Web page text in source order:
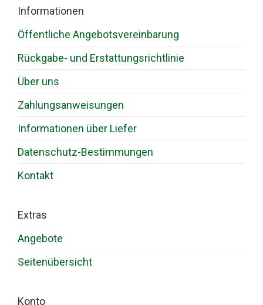
Informationen
Öffentliche Angebotsvereinbarung
Rückgabe- und Erstattungsrichtlinie
Über uns
Zahlungsanweisungen
Informationen über Liefer
Datenschutz-Bestimmungen
Kontakt
Extras
Angebote
Seitenübersicht
Konto